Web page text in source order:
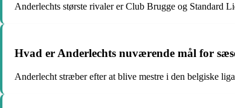
Anderlechts største rivaler er Club Brugge og Standard
Hvad er Anderlechts nuværende mål for
Anderlecht stræber efter at blive mestre i den belgiske